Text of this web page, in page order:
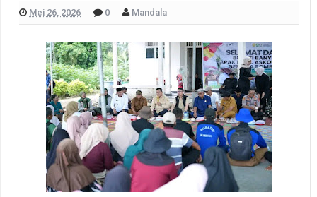
Mei 26, 2026 0 Mandala